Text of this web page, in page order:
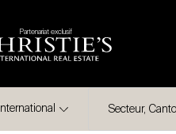
Partenariat exclusif
International